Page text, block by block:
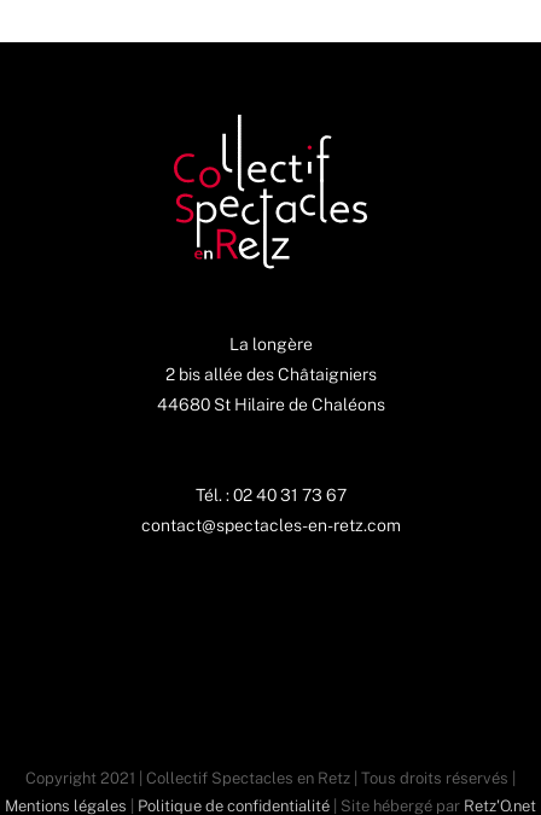
La longère
2 bis allée des Châtaigniers
44680 St Hilaire de Chaléons
Tél. : 02 40 31 73 67
contact@spectacles-en-retz.com
Copyright 2021 | Collectif Spectacles en Retz | Tous droits réservés |
Mentions légales
Politique de confidentialité | Site hébergé par Retz'O.net